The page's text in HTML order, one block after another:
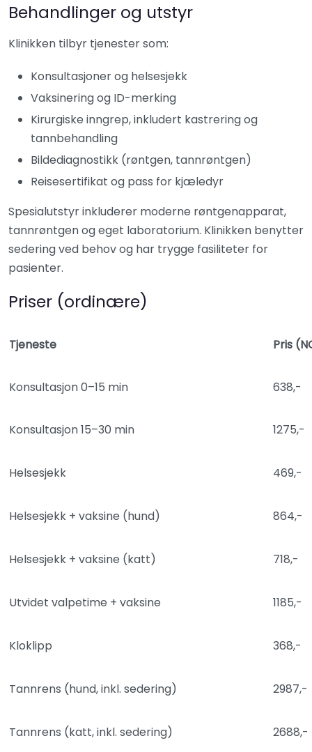
Behandlinger og utstyr
Klinikken tilbyr tjenester som:
Konsultasjoner og helsesjekk
Vaksinering og ID-merking
Kirurgiske inngrep, inkludert kastrering og
tannbehandling
Bildediagnostikk (røntgen, tannrøntgen)
Reisesertifikat og pass for kjæledyr
Spesialutstyr inkluderer moderne røntgenapparat,
tannrøntgen og eget laboratorium. Klinikken benytter
sedering ved behov og har trygge fasiliteter for
pasienter.
Priser (ordinære)
Tjeneste Pris
Konsultasjon 0–15 min 638,-
Konsultasjon 15–30 min 1275,-
Helsesjekk 469,-
Helsesjekk + vaksine (hund) 864,-
Helsesjekk + vaksine (katt) 718,-
Utvidet valpetime + vaksine 1185,-
Kloklipp 368,-
Tannrens (hund, inkl. sedering) 2987,-
Tannrens (katt, inkl. sedering) 2688,-